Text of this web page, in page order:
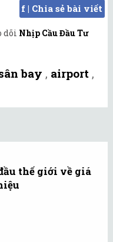
f | Chia sẻ bài viết
dõi Nhịp Cầu Đầu Tư
bay , airport ,
thế giới về giá